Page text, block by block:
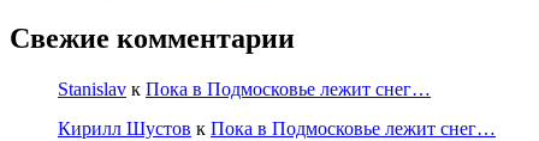
Свежие комментарии
Stanislav к Пока в Подмосковье лежит снег…
Кирилл Шустов к Пока в Подмосковье лежит снег…